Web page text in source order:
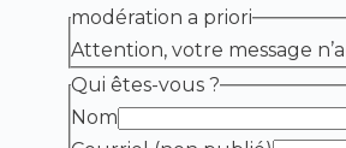
modération a priori
Attention, votre message
Qui êtes-vous ?
Nom